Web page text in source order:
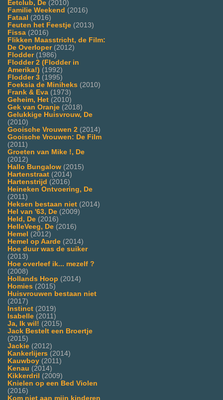
Eetclub, De (2010)
Familie Weekend (2016)
Fataal (2016)
Feuten het Feestje (2013)
Fissa (2016)
Flikken Maasstricht, de Film:
De Overloper(2012)
Flodder(1986)
Flodder 2 (Flodder in
Amerika!) (1992)
Flodder 3 (1995)
Foeksia de Miniheks (2010)
Frank & Eva (1973)
Geheim, Het (2010)
Gek van Oranje (2018)
Gelukkige Huisvrouw, De
(2010)
Gooische Vrouwen 2 (2014)
Gooische Vrouwen: De Film
(2011)
Groeten van Mike !, De
(2012)
Hallo Bungalow (2015)
Hartenstraat (2014)
Hartenstrijd (2016)
Heineken Ontvoering, De
(2011)
Heksen bestaan niet (2014)
Hel van '63, De (2009)
Held, De (2016)
HelleVeeg, De (2016)
Hemel (2012)
Hemel op Aarde (2014)
Hoe duur was de suiker
(2013)
Hoe overleef ik... mezelf ?
(2008)
Hollands Hoop (2014)
Homies (2015)
Huisvrouwen bestaan niet
(2017)
Instinct (2019)
Isabelle (2011)
Ja, Ik wil! (2015)
Jack Bestelt een Broertje
(2015)
Jackie (2012)
Kankerlijers (2014)
Kauwboy (2011)
Kenau (2014)
Kikkerdril (2009)
Knielen op een Bed Violen
(2016)
Kom niet aan mijn kinderen